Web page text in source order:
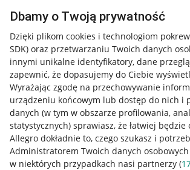
Dbamy o Twoją prywatność
Dzięki plikom cookies i technologiom
SDK) oraz przetwarzaniu Twoich danych
innymi unikalne identyfikatory, dane
zapewnić, że dopasujemy do Ciebie
Wyrażając zgodę na przechowywanie
urządzeniu końcowym lub dostęp do nich i
danych (w tym w obszarze profilowania,
statystycznych) sprawiasz, że łatwiej będzie
Allegro dokładnie to, czego szukasz i
Administratorem Twoich danych
w niektórych przypadkach nasi partnerzy (